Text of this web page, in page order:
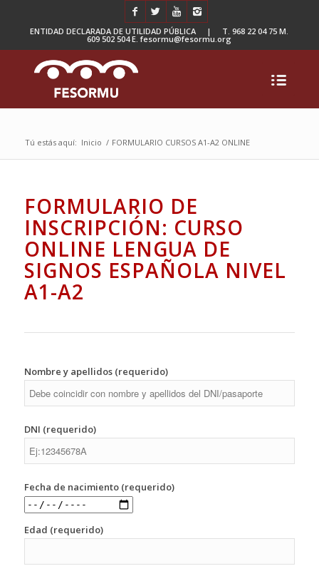
ENTIDAD DECLARADA DE UTILIDAD PÚBLICA | T. 968 22 04 75 M.
609 502 504 E. fesormu@fesormu.org
Tú estás aquí: Inicio / FORMULARIO CURSOS A1-A2 ONLINE
FORMULARIO DE
INSCRIPCIÓN: CURSO
ONLINE LENGUA DE
SIGNOS ESPAÑOLA NIVEL
A1-A2
Nombre y apellidos (requerido)
DNI (requerido)
Fecha de nacimiento (requerido)
Edad (requerido)